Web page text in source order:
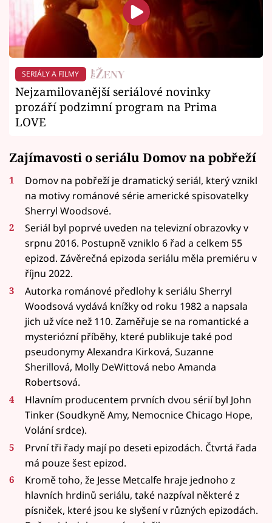
SERIÁLY A FILMY
Nejzamilovanější seriálové novinky
prozáří podzimní program na Prima
LOVE
Zajímavosti o seriálu Domov na pobřeží
Domov na pobřeží je dramatický seriál, který vznikl
na motivy románové série americké spisovatelky
Sherryl Woodsové.
Seriál byl poprvé uveden na televizní obrazovky v
srpnu 2016. Postupně vzniklo 6 řad a celkem 55
epizod. Závěrečná epizoda seriálu měla premiéru v
říjnu 2022.
Autorka románové předlohy k seriálu Sherryl
Woodsová vydává knížky od roku 1982 a napsala
jich už více než 110. Zaměřuje se na romantické a
mysteriózní příběhy, které publikuje také pod
pseudonymy Alexandra Kirková, Suzanne
Sherillová, Molly DeWittová nebo Amanda
Robertsová.
Hlavním producentem prvních dvou sérií byl John
Tinker (Soudkyně Amy, Nemocnice Chicago Hope,
Volání srdce).
První tři řady mají po deseti epizodách. Čtvrtá řada
má pouze šest epizod.
Kromě toho, že Jesse Metcalfe hraje jednoho z
hlavních hrdinů seriálu, také nazpíval některé z
písniček, které jsou ke slyšení v různých epizodách.